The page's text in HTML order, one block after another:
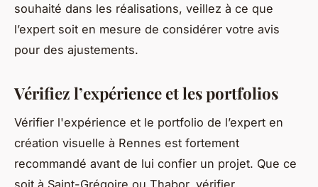
souhaité dans les réalisations, veillez à ce que
l’expert soit en mesure de considérer votre avis
pour des ajustements.
Vérifiez l’expérience et les portfolios
Vérifier l'expérience et le portfolio de l’expert en
création visuelle à Rennes est fortement
recommandé avant de lui confier un projet. Que ce
soit à Saint-Grégoire ou Thabor, vérifier